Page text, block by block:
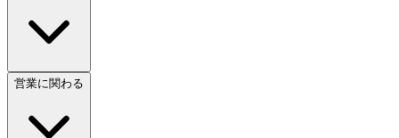
営業に関わる